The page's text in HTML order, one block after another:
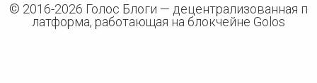
© 2016-2026 Голос Блоги — децентрализованная п
латформа, работающая на блокчейне Golos